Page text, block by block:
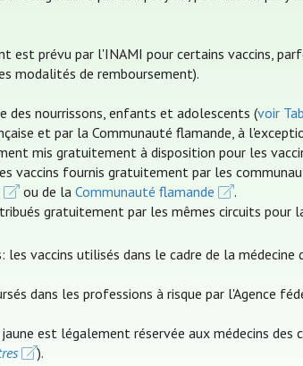
est prévu par l'INAMI pour certains vaccins,
modalités de remboursement).
des nourrissons, enfants et adolescents (voir
et par la Communauté flamande, à
mis gratuitement à disposition pour les
vaccins fournis gratuitement par les
ou de la Communauté flamande
.
gratuitement par les mêmes circuits pour
les vaccins utilisés dans le cadre de la médecine
dans les professions à risque par l'Agence
est légalement réservée aux médecins des
).